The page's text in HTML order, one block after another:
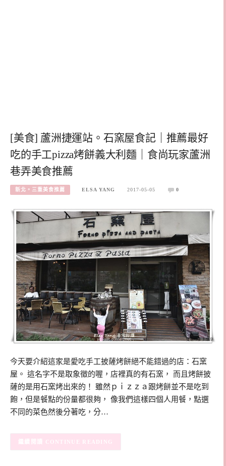
[美食] 蘆洲捷運站。石窯屋食記｜推薦最好
吃的手工pizza烤餅義大利麵｜食尚玩家蘆洲
巷弄美食推薦
新北。三重美食推薦 ELSA YANG 2017-05-05 0
今天要介紹這家是愛吃手工披薩烤餅絕不能錯過的店：石窯
屋。 這名字不是取象徵的喔，店裡真的有石窯， 而且烤餅披
薩的是用石窯烤出來的！ 雖然ｐｉｚｚａ跟烤餅並不是吃到
飽，但是餐點的份量都很夠， 像我們這樣四個人用餐，點選
不同的菜色然後分著吃，分…
CONTINUE READING